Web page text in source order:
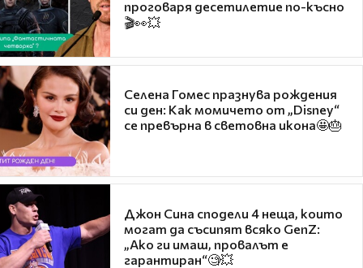
проговаря десетилетие по-късно
🎬👀💥
Селена Гомес празнува рождения
си ден: Как момичето от „Disney“
се превърна в световна икона🤩🎂
Джон Сина сподели 4 неща, които
могат да съсипят всяко GenZ:
„Ако ги имаш, провалът е
гарантиран“🧐💥